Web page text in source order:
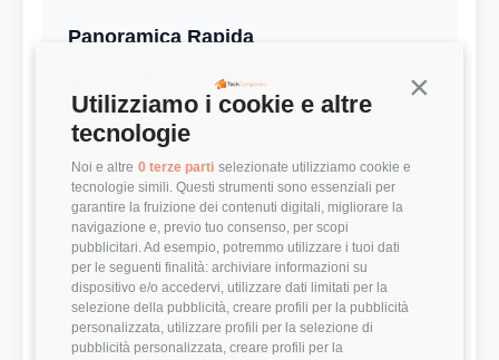
Continua
Utilizziamo i cookie e altre
tecnologie
Noi e altre 0 terze parti selezionate utilizziamo cookie e
tecnologie simili. Questi strumenti sono essenziali per
garantire la fruizione dei contenuti digitali, migliorare la
navigazione e, previo tuo consenso, per scopi
pubblicitari. Ad esempio, potremmo utilizzare i tuoi dati
per le seguenti finalità: archiviare informazioni su
dispositivo e/o accedervi, utilizzare dati limitati per la
selezione della pubblicità, creare profili per la pubblicità
personalizzata, utilizzare profili per la selezione di
pubblicità personalizzata, creare profili per la
Panoramica Rapida
💰 Top 3 Ruoli per Stipendio
Retribuzioni annuali lorde (RAL) medie per le posizioni più
remunerate
Data Engineer 27.000 €
Systems Administrator 45.000 €
⭐ Valutazioni
Punteggi medi basati sulle recensioni della community
Modernità Stack Tecnologico